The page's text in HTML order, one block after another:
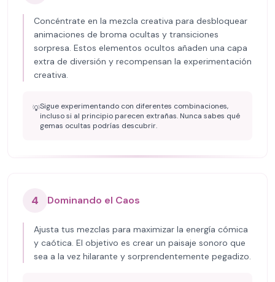
Concéntrate en la mezcla creativa para desbloquear
animaciones de broma ocultas y transiciones
sorpresa. Estos elementos ocultos añaden una capa
extra de diversión y recompensan la experimentación
creativa.
💡Sigue experimentando con diferentes combinaciones,
incluso si al principio parecen extrañas. Nunca sabes qué
gemas ocultas podrías descubrir.
4 Dominando el Caos
Ajusta tus mezclas para maximizar la energía cómica
y caótica. El objetivo es crear un paisaje sonoro que
sea a la vez hilarante y sorprendentemente pegadizo.